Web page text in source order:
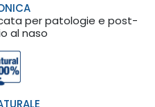
per patologie e post-
al naso